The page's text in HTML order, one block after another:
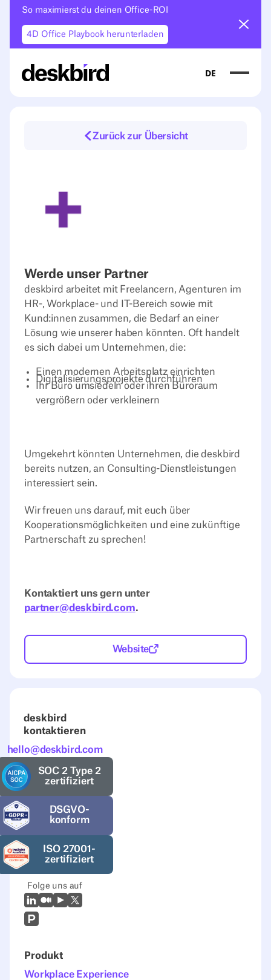
So maximierst du deinen Office-ROI
4D Office Playbook herunterladen
DE
Zurück zur Übersicht
Werde unser Partner
deskbird arbeitet mit Freelancern, Agenturen im
HR-, Workplace- und IT-Bereich sowie mit
Kund:innen zusammen, die Bedarf an einer
Lösung wie unserer haben könnten. Oft handelt
es sich dabei um Unternehmen, die:
Einen modernen Arbeitsplatz einrichten
Digitalisierungsprojekte durchführen
Ihr Büro umsiedeln oder ihren Büroraum
vergrößern oder verkleinern
Umgekehrt könnten Unternehmen, die deskbird
bereits nutzen, an Consulting-Dienstleistungen
interessiert sein.
Wir freuen uns darauf, mit euch über
Kooperationsmöglichkeiten und eine zukünftige
Partnerschaft zu sprechen!
Kontaktiert uns gern unter
partner@deskbird.com.
Website
deskbird
kontaktieren
hello@deskbird.com
SOC 2 Type 2
zertifiziert
DSGVO-
konform
ISO 27001-
zertifiziert
Folge uns auf
LinkedIn
MittelYoutubeX (Twitter)
Prodcut Hunt
Produkt
Workplace Experience